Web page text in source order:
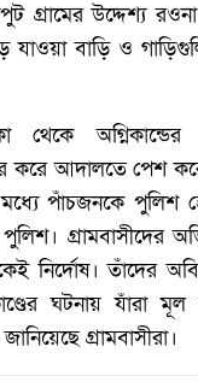
গ্রামের উদ্দেশ্য
বাড়ি ও গাড়িগুলি
থেকে
করে আদালতে পেশ
পাঁচজনকে পুলিশ
নির্দোষ। তাঁদের
ঘটনায় যাঁরা
গ্রামবাসীরা।